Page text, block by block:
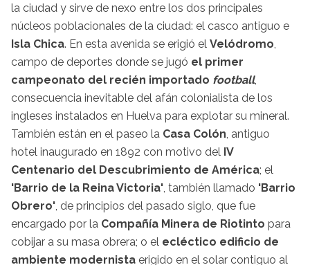
la ciudad y sirve de nexo entre los dos principales
núcleos poblacionales de la ciudad: el casco antiguo e
Isla Chica. En esta avenida se erigió el Velódromo
campo de deportes donde se jugó el primer
campeonato del recién importado football,
consecuencia inevitable del afán colonialista de los
ingleses instalados en Huelva para explotar su mineral.
También están en el paseo la Casa Colón , antiguo
hotel inaugurado en 1892 con motivo del IV
Centenario del Descubrimiento de América; el
'Barrio de la Reina Victoria' , también llamado 'Barrio
Obrero' , de principios del pasado siglo, que fue
encargado por la Compañía Minera de Riotinto para
cobijar a su masa obrera; o el ecléctico edificio de
ambiente modernista erigido en el solar contiguo al